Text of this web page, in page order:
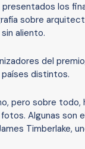
los
sobre
aliento.
del
distintos.
pero sobre todo,
Algunas son
Timberlake,